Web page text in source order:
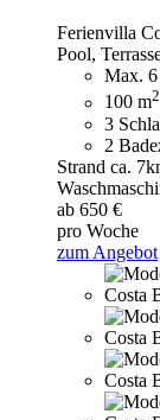
Ferienvilla
Pool,
Max. 6
100 m2
3
2
Strand ca.
ab 650 €
pro Woche
zum Angebot